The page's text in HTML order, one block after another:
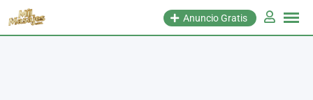
Anuncio Gratis